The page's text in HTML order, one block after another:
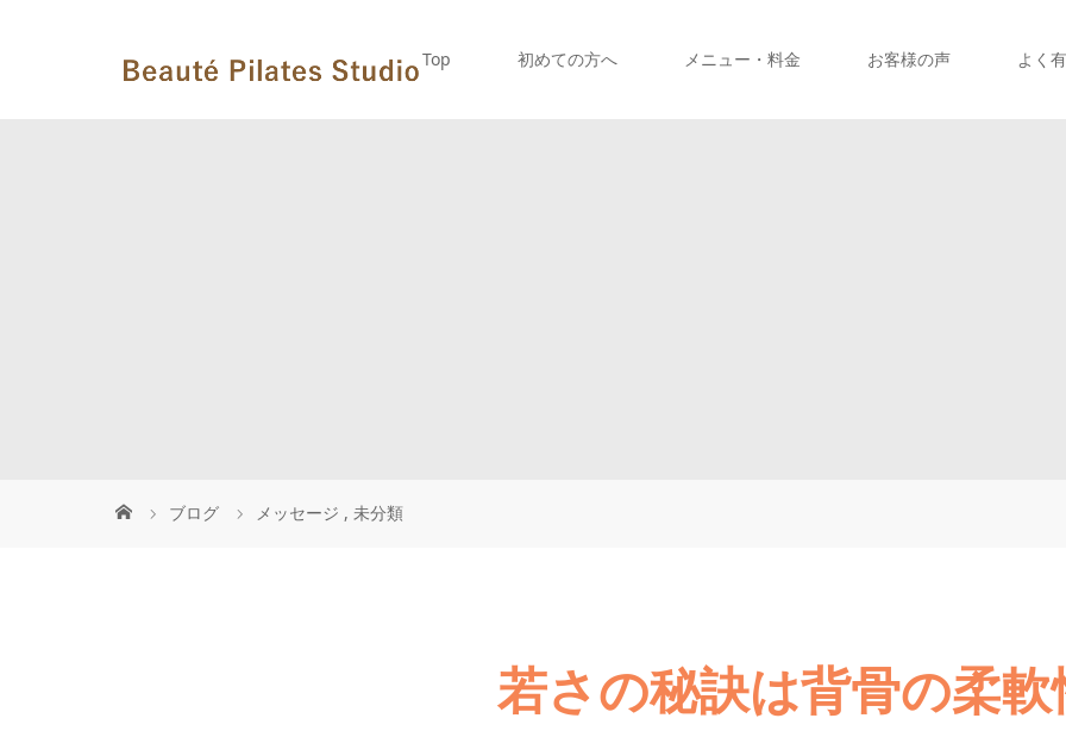
Top 初めての方へ メニュー・料金 お客様の声 よく
ブログ メッセージ , 未分類
若さの秘訣は背骨の柔軟